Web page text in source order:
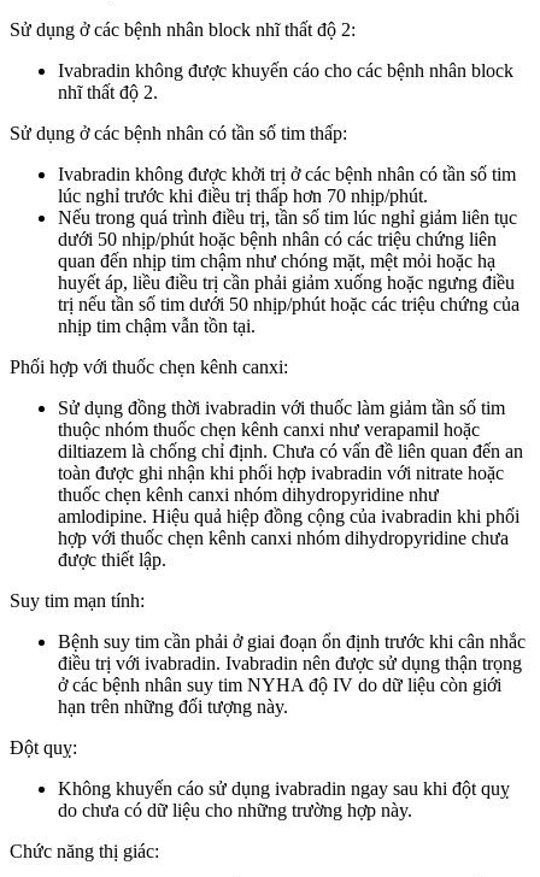
Sử dụng ở các bệnh nhân block nhĩ thất độ 2:
Ivabradin không được khuyến cáo cho các bệnh nhân block
nhĩ thất độ 2.
Sử dụng ở các bệnh nhân có tần số tim thấp:
Ivabradin không được khởi trị ở các bệnh nhân có tần số tim
lúc nghỉ trước khi điều trị thấp hơn 70 nhịp/phút.
Nếu trong quá trình điều trị, tần số tim lúc nghỉ giảm liên tục
dưới 50 nhịp/phút hoặc bệnh nhân có các triệu chứng liên
quan đến nhịp tim chậm như chóng mặt, mệt mỏi hoặc hạ
huyết áp, liều điều trị cần phải giảm xuống hoặc ngưng điều
trị nếu tần số tim dưới 50 nhịp/phút hoặc các triệu chứng của
nhịp tim chậm vẫn tồn tại.
Phối hợp với thuốc chẹn kênh canxi:
Sử dụng đồng thời ivabradin với thuốc làm giảm tần số tim
thuộc nhóm thuốc chẹn kênh canxi như verapamil hoặc
diltiazem là chống chỉ định. Chưa có vấn đề liên quan đến an
toàn được ghi nhận khi phối hợp ivabradin với nitrate hoặc
thuốc chẹn kênh canxi nhóm dihydropyridine như
amlodipine. Hiệu quả hiệp đồng cộng của ivabradin khi phối
hợp với thuốc chẹn kênh canxi nhóm dihydropyridine chưa
được thiết lập.
Suy tim mạn tính:
Bệnh suy tim cần phải ở giai đoạn ổn định trước khi cân nhắc
điều trị với ivabradin. Ivabradin nên được sử dụng thận trọng
ở các bệnh nhân suy tim NYHA độ IV do dữ liệu còn giới
hạn trên những đối tượng này.
Đột quỵ:
Không khuyến cáo sử dụng ivabradin ngay sau khi đột quỵ
do chưa có dữ liệu cho những trường hợp này.
Chức năng thị giác: